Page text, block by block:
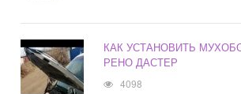
КАК УСТАНОВИТЬ
РЕНО ДАСТЕР
4098